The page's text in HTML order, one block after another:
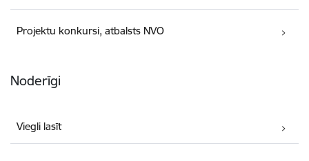
Projektu konkursi, atbalsts NVO
Noderīgi
Viegli lasīt